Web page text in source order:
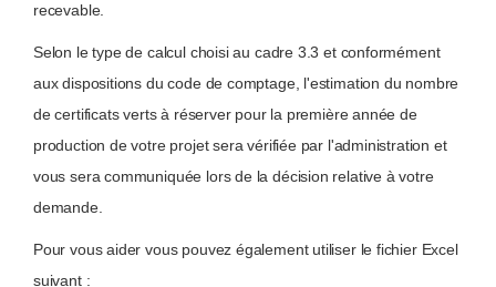
recevable.
Selon le type de calcul choisi au cadre 3.3 et conformément
aux dispositions du code de comptage, l'estimation du nombre
de certificats verts à réserver pour la première année de
production de votre projet sera vérifiée par l'administration et
vous sera communiquée lors de la décision relative à votre
demande.
Pour vous aider vous pouvez également utiliser le fichier Excel
suivant :